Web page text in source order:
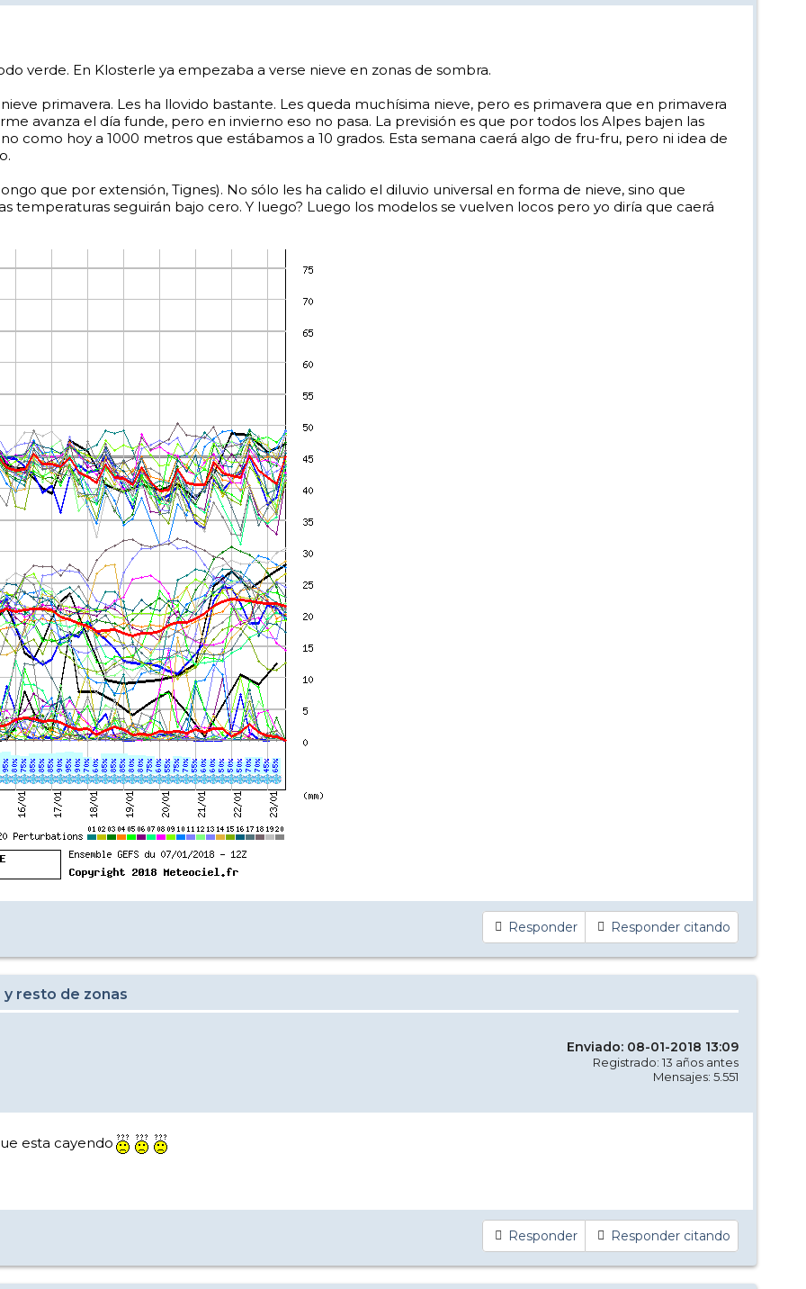
verde. En Klosterle ya empezaba a verse nieve en zonas de sombra.
primavera. Les ha llovido bastante. Les queda muchísima nieve, pero es primavera que en primavera
avanza el día funde, pero en invierno eso no pasa. La previsión es que por todos los Alpes bajen las
como hoy a 1000 metros que estábamos a 10 grados. Esta semana caerá algo de fru-fru, pero ni idea de
que por extensión, Tignes). No sólo les ha calido el diluvio universal en forma de nieve, sino que
temperaturas seguirán bajo cero. Y luego? Luego los modelos se vuelven locos pero yo diría que caerá
Responder Responder citando
y resto de zonas
Enviado: 08-01-2018 13:09
Registrado: 13 años antes
Mensajes: 5.551
esta cayendo
Responder Responder citando